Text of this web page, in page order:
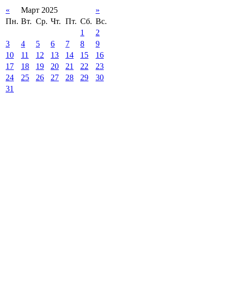
« Март 2025
»
Пн. Вт. Ср. Чт. Пт. Сб. Вс.
1
2
3
4 5 6 7 8
9
10
11 12 13 14 15
16
17
18 19 20 21 22
23
24
25 26 27 28 29
30
31